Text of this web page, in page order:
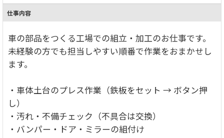
仕事内容
車の部品をつくる工場での組立・加工のお仕事です。
未経験の方でも担当しやすい順番で作業をおまかせし
ます。
・車体土台のプレス作業（鉄板をセット → ボタン押
し）
・汚れ・不備チェック（不具合は交換）
・バンパー・ドア・ミラーの組付け